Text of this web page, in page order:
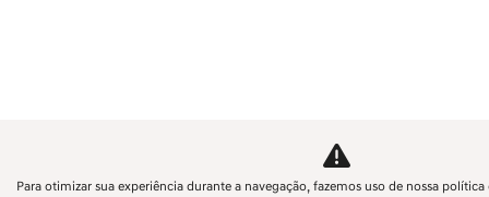
Para otimizar sua experiência durante a navegação, fazemos uso de nossa